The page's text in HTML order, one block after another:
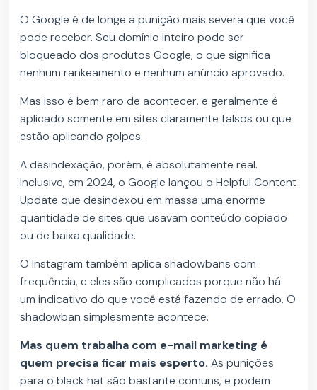
O Google é de longe a punição mais severa que você
pode receber. Seu domínio inteiro pode ser
bloqueado dos produtos Google, o que significa
nenhum rankeamento e nenhum anúncio aprovado.
Mas isso é bem raro de acontecer, e geralmente é
aplicado somente em sites claramente falsos ou que
estão aplicando golpes.
A desindexação, porém, é absolutamente real.
Inclusive, em 2024, o Google lançou o Helpful Content
Update que desindexou em massa uma enorme
quantidade de sites que usavam conteúdo copiado
ou de baixa qualidade.
O Instagram também aplica shadowbans com
frequência, e eles são complicados porque não há
um indicativo do que você está fazendo de errado. O
shadowban simplesmente acontece.
Mas quem trabalha com e-mail marketing é
quem precisa ficar mais esperto. As punições
para o black hat são bastante comuns, e podem